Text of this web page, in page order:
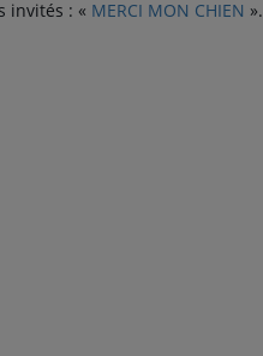
invités : « MERCI MON CHIEN ».